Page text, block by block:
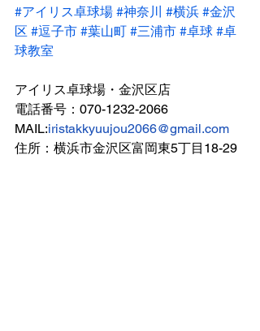
#アイリス卓球場 #神奈川 #横浜 #金沢
区 #逗子市 #葉山町 #三浦市 #卓球 #卓
球教室
アイリス卓球場・金沢区店
電話番号：070-1232-2066
MAIL:iristakkyuujou2066@gmail.com
住所：横浜市金沢区富岡東5丁目18-29